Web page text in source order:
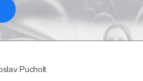
Pucholt